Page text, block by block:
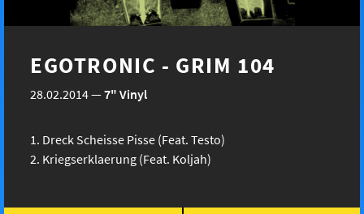
EGOTRONIC - GRIM 104
28.02.2014—7" Vinyl
Dreck Scheisse Pisse (Feat. Testo)
Kriegserklaerung (Feat. Koljah)